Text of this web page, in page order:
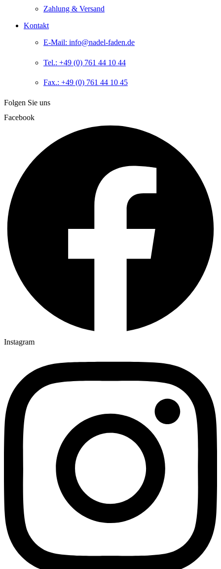
Zahlung & Versand
Kontakt
E-Mail: info@nadel-faden.de
Tel.: +49 (0) 761 44 10 44
Fax.: +49 (0) 761 44 10 45
Folgen Sie uns
Facebook
Instagram